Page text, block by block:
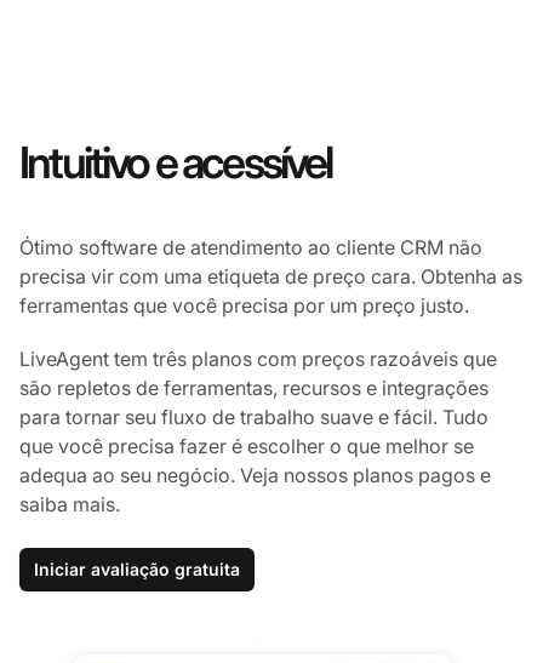
Intuitivo e acessível
Ótimo software de atendimento ao cliente CRM não
precisa vir com uma etiqueta de preço cara. Obtenha as
ferramentas que você precisa por um preço justo.
LiveAgent tem três planos com preços razoáveis que
são repletos de ferramentas, recursos e integrações
para tornar seu fluxo de trabalho suave e fácil. Tudo
que você precisa fazer é escolher o que melhor se
adequa ao seu negócio. Veja nossos planos pagos e
saiba mais.
Iniciar avaliação gratuita